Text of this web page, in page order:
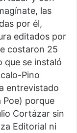
las
por él,
editados por
costaron 25
que se instaló
Pino
entrevistado
Poe) porque
Cortázar sin
Editorial ni